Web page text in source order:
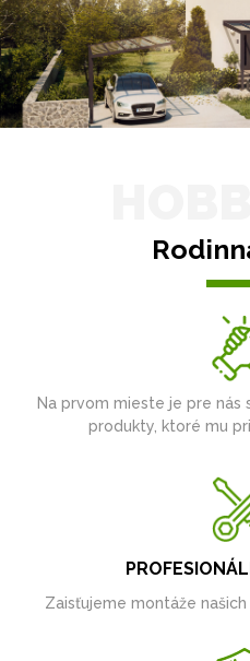
Na prvom mieste je pre nás
produkty, ktoré mu
Zaisťujeme montáže